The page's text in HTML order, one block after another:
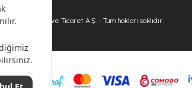
Sanayi ve Ticaret A.Ş. - Tüm hakları saklıdır.